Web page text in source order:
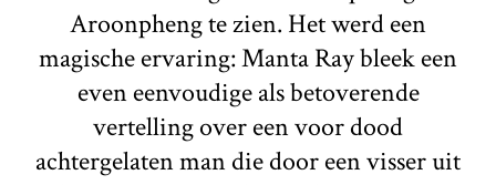
Aroonpheng te zien. Het werd een
magische ervaring: Manta Ray bleek een
even eenvoudige als betoverende
vertelling over een voor dood
achtergelaten man die door een visser uit